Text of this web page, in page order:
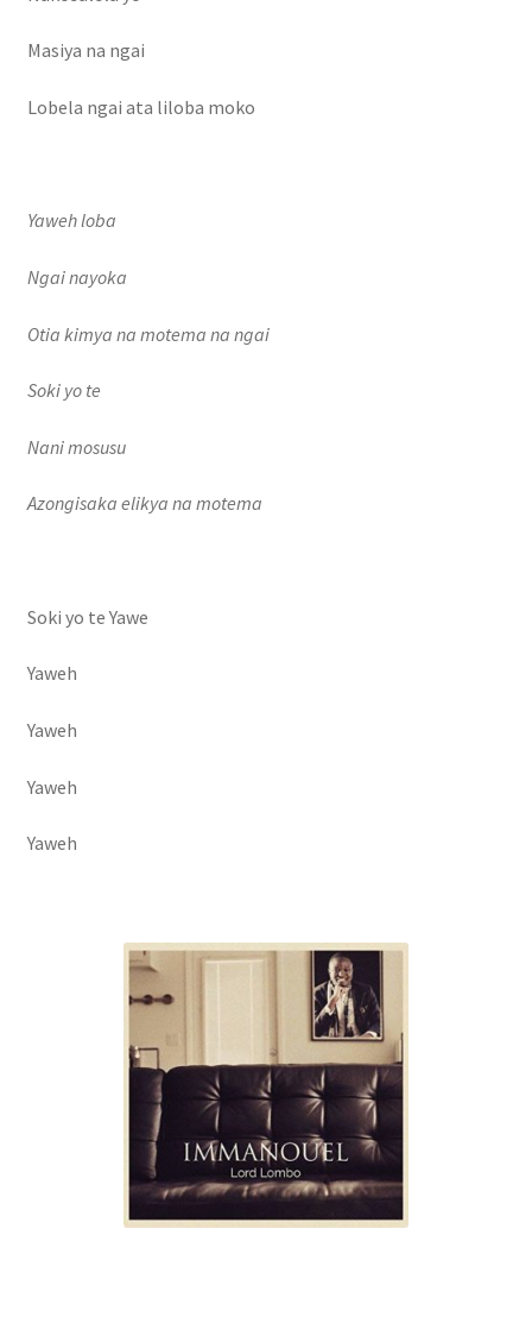
Masiya na ngai
Lobela ngai ata liloba moko
Yaweh loba
Ngai nayoka
Otia kimya na motema na ngai
Soki yo te
Nani mosusu
Azongisaka elikya na motema
Soki yo te Yawe
Yaweh
Yaweh
Yaweh
Yaweh